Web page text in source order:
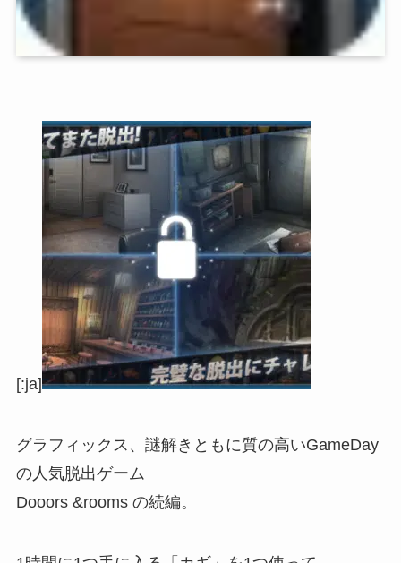
[:ja]
グラフィックス、謎解きともに質の高いGameDay
の人気脱出ゲーム
Dooors &rooms の続編。